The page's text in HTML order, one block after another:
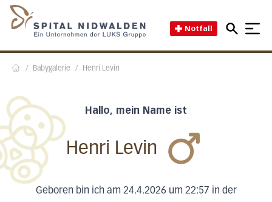
Notfall
/ Babygalerie / Henri Levin
Hallo, mein Name ist
Henri Levin
Geboren bin ich am 24.4.2026 um 22:57 in der